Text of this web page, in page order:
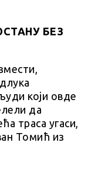
БЕЗ
који овде
да
траса угаси,
Томић из